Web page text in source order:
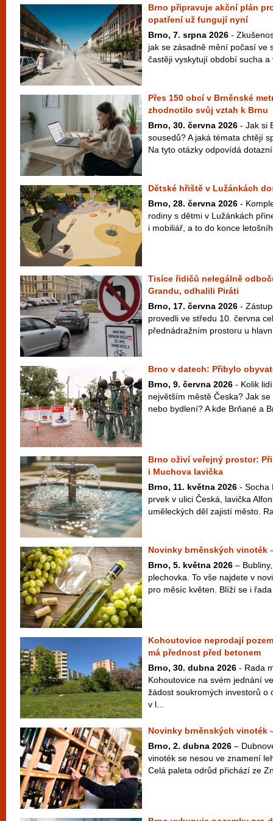
Brno připravuje akční plán
opatření už fungují nyní
Brno, 7. srpna 2026 -
jak se zásadně mění počasí ve
častěji vyskytují období sucha a
Přes 150 obcí v Brněnské
zhodnotilo svůj vztah k Brnu
Brno, 30. června 2026 - Jak si
sousedů? A jaká témata chtějí
Na tyto otázky odpovídá
Dětské hřiště v Lužánkách
Brno, 28. června 2026 -
rodiny s dětmi v Lužánkách
i mobiliář, a to do konce
Tisíce řidičů nelegálně
Grandu, odhalili Piráti
Brno, 17. června 2026 -
provedli ve středu 10. června
přednádražním prostoru u
Brno v datech: Přibylo
Brno, 9. června 2026 - Kolik
největším městě Česka? Jak
nebo bydlení? A kde Brňané a
Brno oživí veřejný prostor:
i Muchova lavička
Brno, 11. května 2026 - Socha
prvek v ulici Česká, lavička
uměleckých děl zajistí město.
Novinky brněnských vinoték
Brno, 5. května 2026 –
plechovka. To vše najdete v
pro měsíc květen. Blíží se i
Kohoutovice neprodají
má přednost před betonem
Brno, 30. dubna 2026 - Rada
Kohoutovice na svém jednání
žádost soukromých investorů o
v l...
Novinky brněnských vinoték
Brno, 2. dubna 2026 –
vinoték se nesou ve znamení
Celá paleta odrůd přichází ze